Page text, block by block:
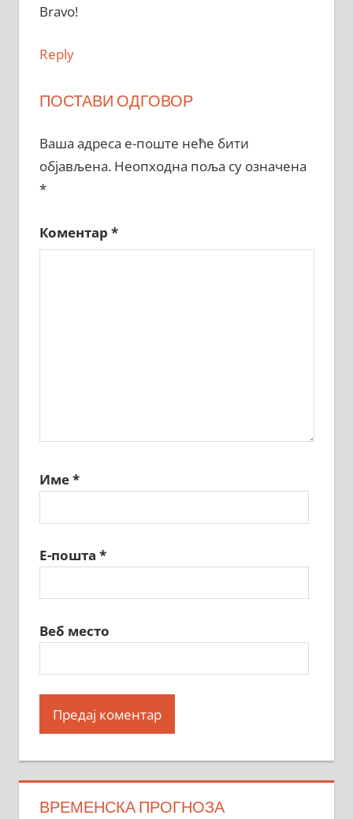
Bravo!
Reply
ПОСТАВИ ОДГОВОР
Ваша адреса е-поште неће бити
објављена. Неопходна поља су означена
*
Коментар *
Име*
Е-пошта *
Веб место
ВРЕМЕНСКА ПРОГНОЗА